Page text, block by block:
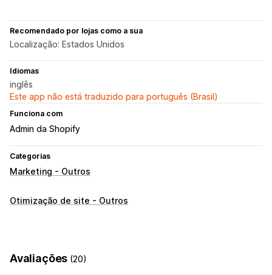
Recomendado por lojas como a sua
Localização: Estados Unidos
Idiomas
inglês
Este app não está traduzido para português (Brasil)
Funciona com
Admin da Shopify
Categorias
Marketing - Outros
Otimização de site - Outros
Avaliações (20)